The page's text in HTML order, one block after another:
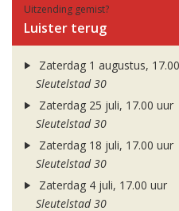
Uitzending gemist?
Luister terug
Zaterdag 1 augustus,
Sleutelstad 30
Zaterdag 25 juli, 17.00 uur
Sleutelstad 30
Zaterdag 18 juli, 17.00 uur
Sleutelstad 30
Zaterdag 4 juli, 17.00 uur
Sleutelstad 30